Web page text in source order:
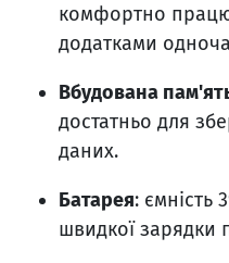
комфортно
додатками
Вбудована
достатньо для
даних.
Батарея: ємність
швидкої зарядки